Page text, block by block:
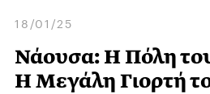
18/01/25
Νάουσα: Η Πόλη
Η Μεγάλη Γιορτή